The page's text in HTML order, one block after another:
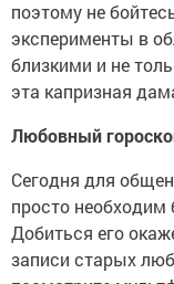
поэтому не
эксперименты в
близкими и не
эта капризная
Любовный
Сегодня для
просто необходим
Добиться его
записи старых